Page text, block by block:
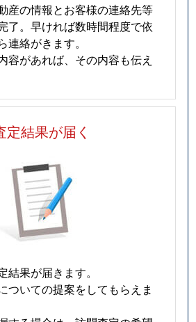
産の情報とお客様の連絡先等
了。早ければ数時間程度で依
連絡がきます。
容があれば、その内容も伝え
定結果が届く
結果が届きます。
ついての提案をしてもらえま